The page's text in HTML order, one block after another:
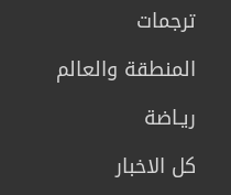
ترجمات
المنطقة والعالم
ريـاضة
كل الاخبار